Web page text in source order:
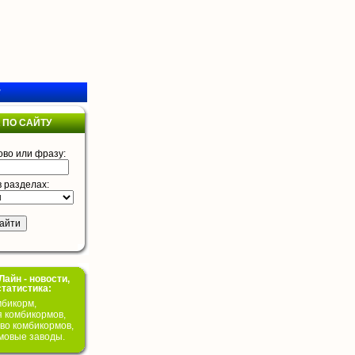
САЙТУ
или фразу:
разделах:
- новости,
комбикормов,
комбикормов,
заводы.